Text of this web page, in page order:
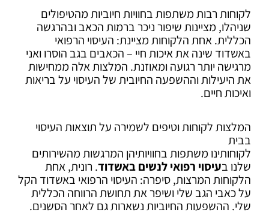
לקוחות רבות משתפות בחוויות חיוביות מהטיפולים
שניהלו, מציינות שיפור ניכר ברמות הכאב ובהרגשה
הכללית. אחת הלקוחות מציינת: העיסוי הרפואי
באשדוד שינה את איכות חיי – הכאבים בגב הוסרו ואני
מרגישה יותר רגועה ומאוזנת. המלצות אלה ממחישות
את היעילות וההשפעה החיובית של העיסוי על בריאות
ואיכות חיים.
המלצות לקוחות וטיפים לשמירה על תוצאות העיסוי
בבית
לקוחותינו משתפות בחוויותיהן המרגשות מהשירותים
שלנו בעיסוי רפואי לנשים באשדוד. רונית, אחת
הלקוחות המרצות, סיפרה: העיסוי הרפואי באשדוד הקל
על כאבי הגב שלי ושיפר את תחושת הרווחה הכללית
שלי. ההשפעות החיוביות נשארות גם לאחר הסשנים.